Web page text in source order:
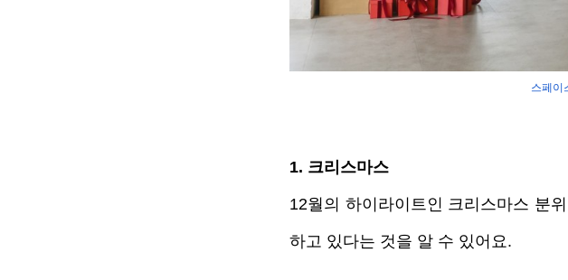
스페이
1. 크리스마스
12월의 하이라이트인 크리스마스 분
하고 있다는 것을 알 수 있어요.